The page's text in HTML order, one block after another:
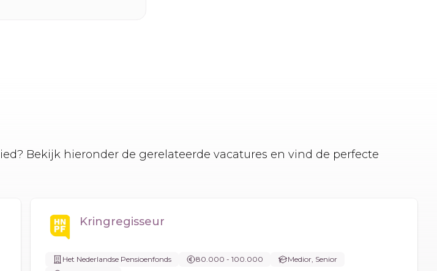
Bekijk hieronder de gerelateerde vacatures en vind de perfecte
Kringregisseur
Het Nederlandse Pensioenfonds 80.000 - 100.000
Medior, Senior